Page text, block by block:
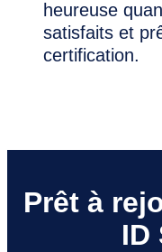
heureuse
satisfaits et
certification.
Prêt à
ID